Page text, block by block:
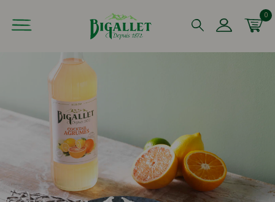
Que recherchez-vous ?
0